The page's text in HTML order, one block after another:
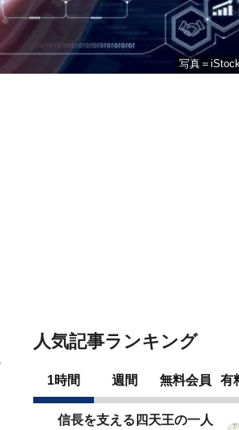
写真＝
人気記事ランキング
1時間 週間 無料会員 有
信長を支える四天王の一人